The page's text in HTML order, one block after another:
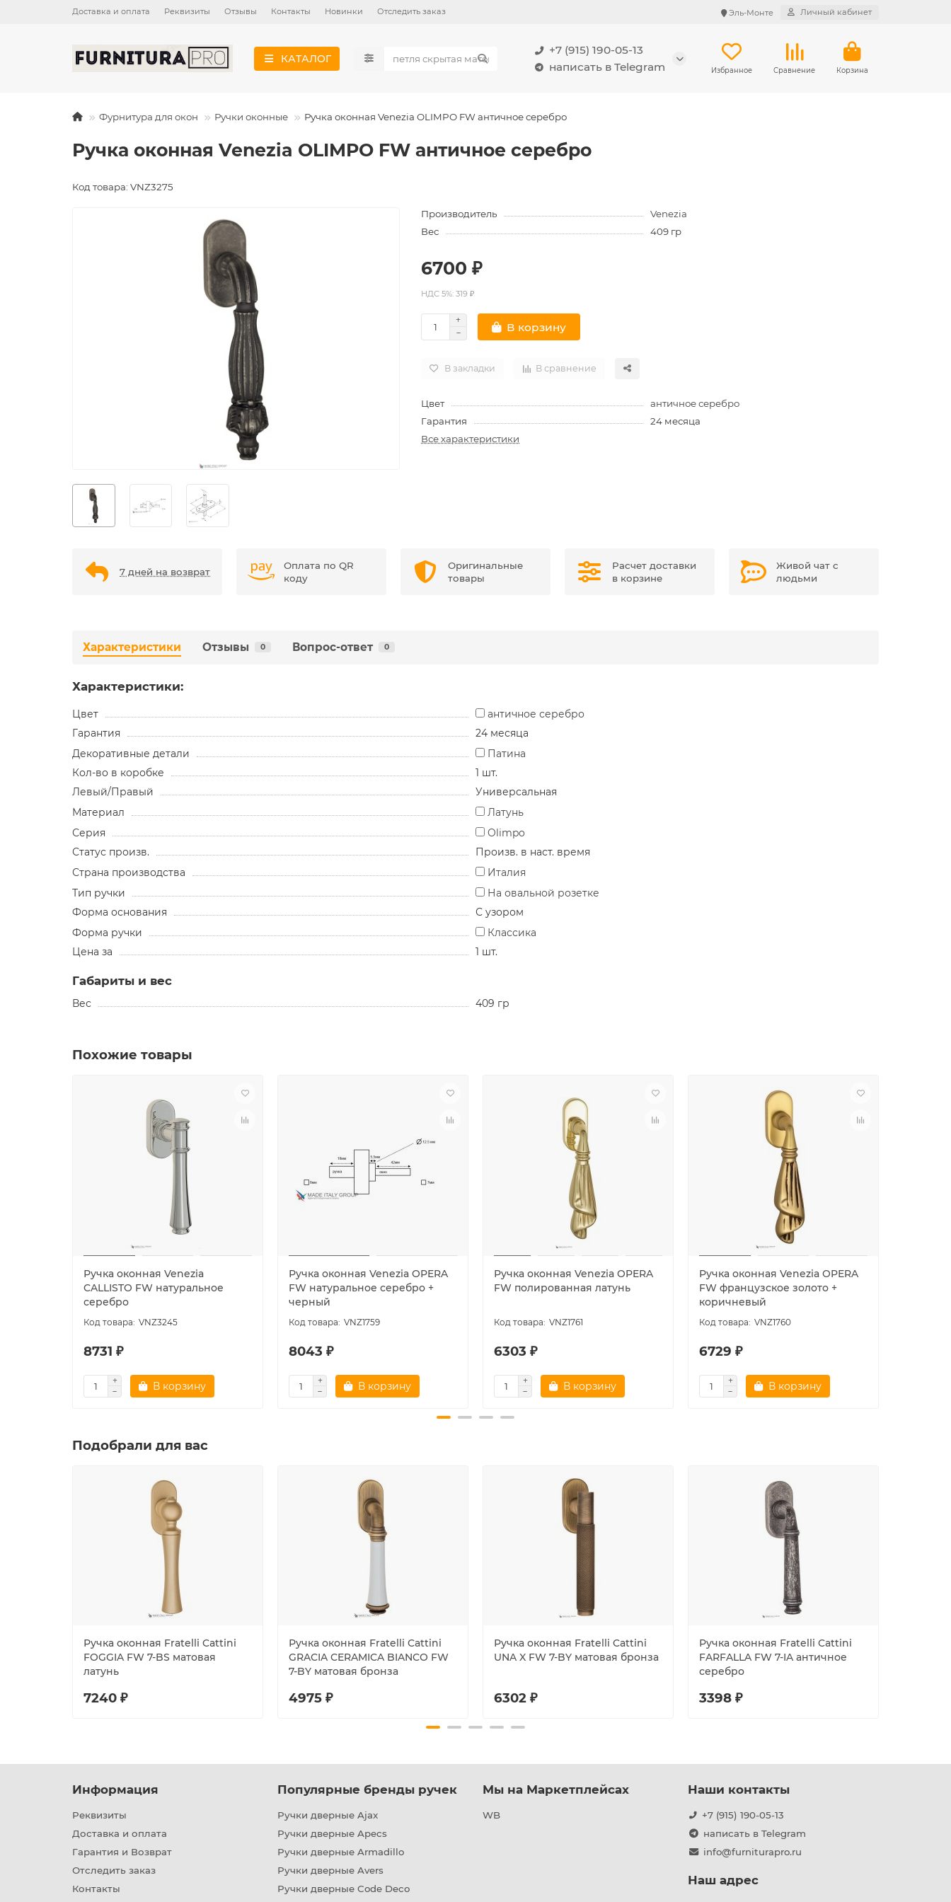
Доставка и оплата Реквизиты Отзывы Контакты Новинки Отследить заказ Эль-Монте Личный кабинет
КАТАЛОГ
+7 (915) 190-05-13
написать в Telegram
Избранное Сравнение Корзина
Фурнитура для окон Ручки оконные Ручка оконная Venezia OLIMPO FW античное серебро
Ручка оконная Venezia OLIMPO FW античное серебро
Код товара: VNZ3275
Производитель
Venezia
Вес
409 гр
6700 ₽
НДС 5%: 319 ₽
В корзину
В закладки В сравнение
Цвет
античное серебро
Гарантия
24 месяца
Все характеристики
7 дней на возврат
Оплата по QR
коду
Оригинальные
товары
Расчет доставки
в корзине
Живой чат с
людьми
Характеристики Отзывы 0 Вопрос-ответ 0
Характеристики:
Цвет
античное серебро
Гарантия
24 месяца
Декоративные детали
Патина
Кол-во в коробке
1 шт.
Левый/Правый
Универсальная
Материал
Латунь
Серия
Olimpo
Статус произв.
Произв. в наст. время
Страна производства
Италия
Тип ручки
На овальной розетке
Форма основания
С узором
Форма ручки
Классика
Цена за
1 шт.
Габариты и вес
Вес 409 гр
Похожие товары
Ручка оконная Venezia
CALLISTO FW натуральное
серебро
VNZ3245
8731 ₽
В корзину
Ручка оконная Venezia OPERA
FW натуральное серебро +
черный
VNZ1759
8043 ₽
В корзину
Ручка оконная Venezia OPERA
FW полированная латунь
VNZ1761
6303 ₽
В корзину
Ручка оконная Venezia OPERA
FW французское золото +
коричневый
VNZ1760
6729 ₽
В корзину
Подобрали для вас
Ручка оконная Fratelli Cattini
FOGGIA FW 7-BS матовая
латунь
7240 ₽
Ручка оконная Fratelli Cattini
GRACIA CERAMICA BIANCO FW
7-BY матовая бронза
4975 ₽
Ручка оконная Fratelli Cattini
UNA X FW 7-BY матовая бронза
6302 ₽
Ручка оконная Fratelli Cattini
FARFALLA FW 7-IA античное
серебро
3398 ₽
Информация
Реквизиты
Доставка и оплата
Гарантия и Возврат
Отследить заказ
Контакты
Популярные бренды ручек
Ручки дверные Ajax
Ручки дверные Apecs
Ручки дверные Armadillo
Ручки дверные Avers
Ручки дверные Code Deco
Мы на Маркетплейсах
WB
Наши контакты
+7 (915) 190-05-13
написать в Telegram
info@furniturapro.ru
Наш адрес